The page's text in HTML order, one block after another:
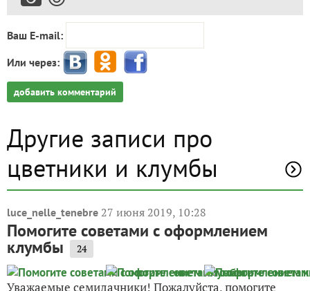
Ваш E-mail:
Или через:
добавить комментарий
Другие записи про
цветники и клумбы
luce_nelle_tenebre 27 июня 2019, 10:28
Помогите советами с оформлением
клумбы 24
Уважаемые семидачники! Пожалуйста, помогите